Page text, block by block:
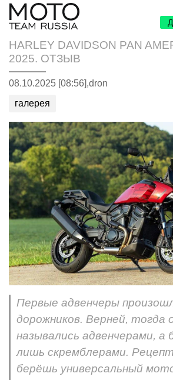
HARLEY DAVIDSON PAN
2025. ОТЗЫВ
08.10.2025 [08:56],dron
галерея
Первые адвенчеры
дорожников. Верней, тогда
назывались адвенчерами, а
лишь скремблерами.
берёшь универсальный